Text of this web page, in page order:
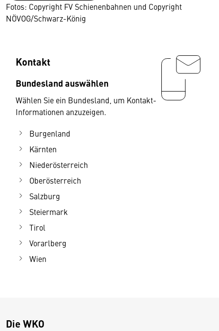
Fotos: Copyright FV Schienenbahnen und Copyright
NÖVOG/Schwarz-König
Kontakt
Bundesland auswählen
Wählen Sie ein Bundesland, um Kontakt-
Informationen anzuzeigen.
Burgenland
Kärnten
Niederösterreich
Oberösterreich
Salzburg
Steiermark
Tirol
Vorarlberg
Wien
Die WKO